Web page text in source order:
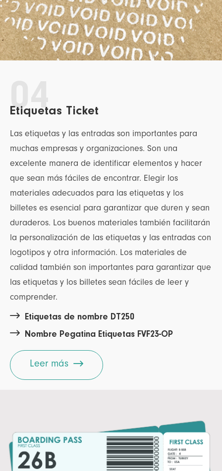
04
Etiquetas Ticket
Las etiquetas y las entradas son importantes para
muchas empresas y organizaciones. Son una
excelente manera de identificar elementos y hacer
que sean más fáciles de encontrar. Elegir los
materiales adecuados para las etiquetas y los
billetes es esencial para garantizar que duren y sean
duraderos. Los buenos materiales también facilitarán
la personalización de las etiquetas y las entradas con
logotipos y otra información. Los materiales de
calidad también son importantes para garantizar que
las etiquetas y los billetes sean fáciles de leer y
comprender.
 Etiquetas de nombre DT250
 Nombre Pegatina Etiquetas FVF23-OP
Leer más 